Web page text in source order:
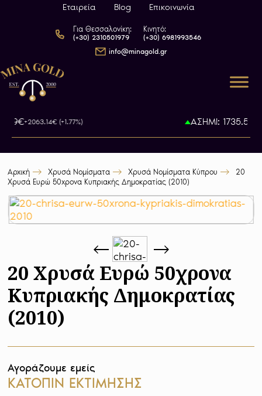
Εταιρεία Blog Επικοινωνία
Για Θεσσαλονίκη:
(+30) 2310501979
Κινητό:
(+30) 6981993546
info@minagold.gr
+2063.14€ (+1.77%) ΑΣΗΜΙ: 1735.5€
Αρχική Χρυσά Νομίσματα Χρυσά Νομίσματα Κύπρου
20
Χρυσά Ευρώ 50χρονα Κυπριακής Δημοκρατίας (2010)
20 Χρυσά Ευρώ 50χρονα
Κυπριακής Δημοκρατίας
(2010)
Αγοράζουμε εμείς
ΚΑΤΟΠΙΝ ΕΚΤΙΜΗΣΗΣ